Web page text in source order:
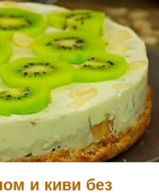
и киви без